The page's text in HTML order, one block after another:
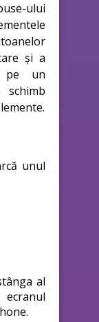
ului
și a
pe un
unul
al